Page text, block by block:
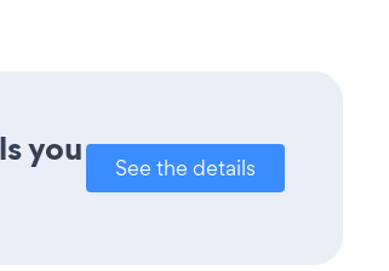
you See the details